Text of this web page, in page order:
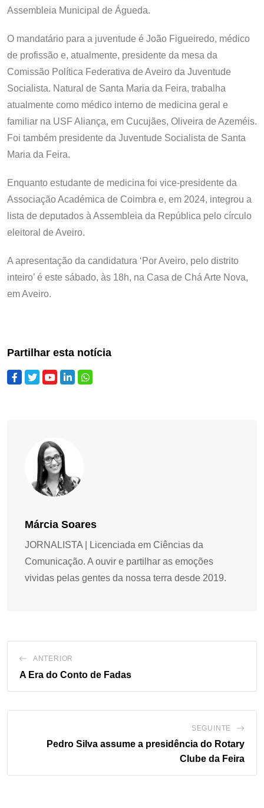
Assembleia Municipal de Águeda.
O mandatário para a juventude é João Figueiredo, médico
de profissão e, atualmente, presidente da mesa da
Comissão Política Federativa de Aveiro da Juventude
Socialista. Natural de Santa Maria da Feira, trabalha
atualmente como médico interno de medicina geral e
familiar na USF Aliança, em Cucujães, Oliveira de Azeméis.
Foi também presidente da Juventude Socialista de Santa
Maria da Feira.
Enquanto estudante de medicina foi vice-presidente da
Associação Académica de Coimbra e, em 2024, integrou a
lista de deputados à Assembleia da República pelo círculo
eleitoral de Aveiro.
A apresentação da candidatura ‘Por Aveiro, pelo distrito
inteiro’ é este sábado, às 18h, na Casa de Chá Arte Nova,
em Aveiro.
Partilhar esta notícia
Márcia Soares
JORNALISTA | Licenciada em Ciências da
Comunicação. A ouvir e partilhar as emoções
vividas pelas gentes da nossa terra desde 2019.
ANTERIOR
A Era do Conto de Fadas
SEGUINTE
Pedro Silva assume a presidência do Rotary
Clube da Feira